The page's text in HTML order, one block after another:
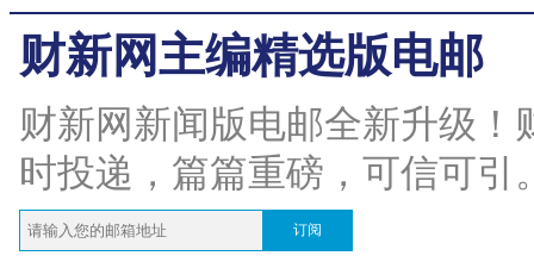
财新网主编精选版电邮
财新网新闻版电邮全新升级
时投递，篇篇重磅，可信可引
订阅